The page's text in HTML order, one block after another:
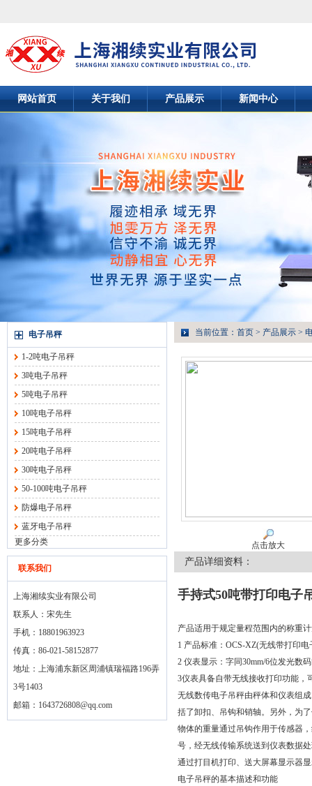
网站首页 关于我们 产品展示 新闻中心
电子吊秤
1-2吨电子吊秤
3吨电子吊秤
5吨电子吊秤
10吨电子吊秤
15吨电子吊秤
20吨电子吊秤
30吨电子吊秤
50-100吨电子吊秤
防爆电子吊秤
蓝牙电子吊秤
更多分类
联系我们
上海湘续实业有限公司
联系人：宋先生
手机：18801963923
传真：86-021-58152877
地址：上海浦东新区周浦镇瑞福路196弄
3号1403
邮箱： 1643726808@qq.com
当前位置： 首页 > 产品展示 >
点击放大
产品详细资料：
手持式50吨带打印电子
产品适用于规定量程范围内的称重
1 产品标准：OCS-XZ(无线带打印电
2 仪表显示：字同30mm/6位发光数
3仪表具备自带无线接收打印功能，
无线数传电子吊秤由秤体和仪表组
括了卸扣、吊钩和销轴。另外，为
物体的重量通过吊钩作用于传感器
号，经无线传输系统送到仪表数据
通过打目机打印、送大屏幕显示器
电子吊秤的基本描述和功能